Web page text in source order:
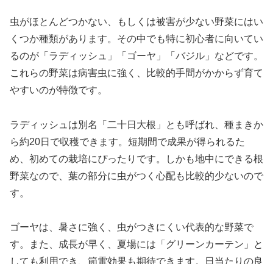
虫がほとんどつかない、もしくは被害が少ない野菜にはい
くつか種類があります。その中でも特に初心者に向いてい
るのが「ラディッシュ」「ゴーヤ」「バジル」などです。
これらの野菜は病害虫に強く、比較的手間がかからず育て
やすいのが特徴です。
ラディッシュは別名「二十日大根」とも呼ばれ、種まきか
ら約20日で収穫できます。短期間で成果が得られるた
め、初めての栽培にぴったりです。しかも地中にできる根
野菜なので、葉の部分に虫がつく心配も比較的少ないので
す。
ゴーヤは、暑さに強く、虫がつきにくい代表的な野菜で
す。また、成長が早く、夏場には「グリーンカーテン」と
しても利用でき、節電効果も期待できます。日当たりの良